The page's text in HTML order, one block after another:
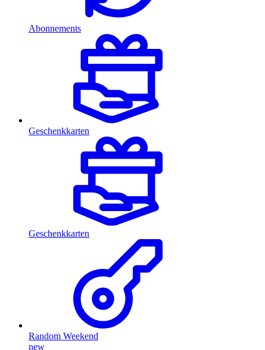
Abonnements
Geschenkkarten
Geschenkkarten
Random Weekend
new